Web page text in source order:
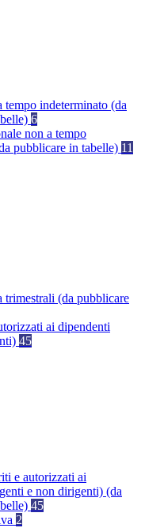
tempo indeterminato (da
6
non a tempo
pubblicare in tabelle) 11
trimestrali (da pubblicare
ai dipendenti
45
e autorizzati ai
e non dirigenti) (da
45
2